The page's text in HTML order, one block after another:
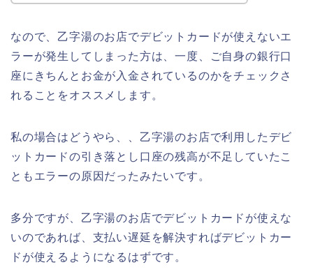
なので、乙字湯のお店でデビットカードが使えないエ
ラーが発生してしまった方は、一度、ご自身の銀行口
座にきちんとお金が入金されているのかをチェックさ
れることをオススメします。
私の場合はどうやら、、乙字湯のお店で利用したデビ
ットカードの引き落とし口座の残高が不足していたこ
ともエラーの原因だったみたいです。
多分ですが、乙字湯のお店でデビットカードが使えな
いのであれば、支払い遅延を解決すればデビットカー
ドが使えるようになるはずです。